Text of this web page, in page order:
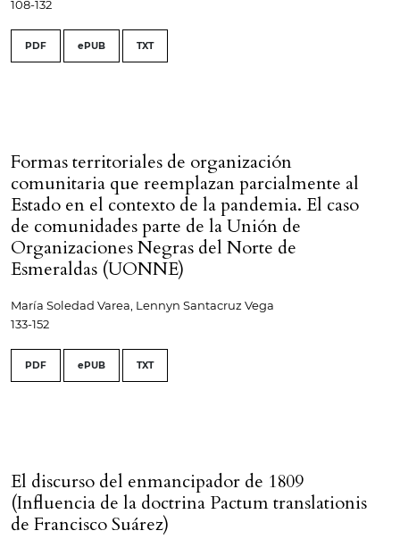
108-132
PDF ePUB TXT
Formas territoriales de organización
comunitaria que reemplazan parcialmente al
Estado en el contexto de la pandemia. El caso
de comunidades parte de la Unión de
Organizaciones Negras del Norte de
Esmeraldas (UONNE)
María Soledad Varea, Lennyn Santacruz Vega
133-152
PDF ePUB TXT
El discurso del enmancipador de 1809
(Influencia de la doctrina Pactum translationis
de Francisco Suárez)